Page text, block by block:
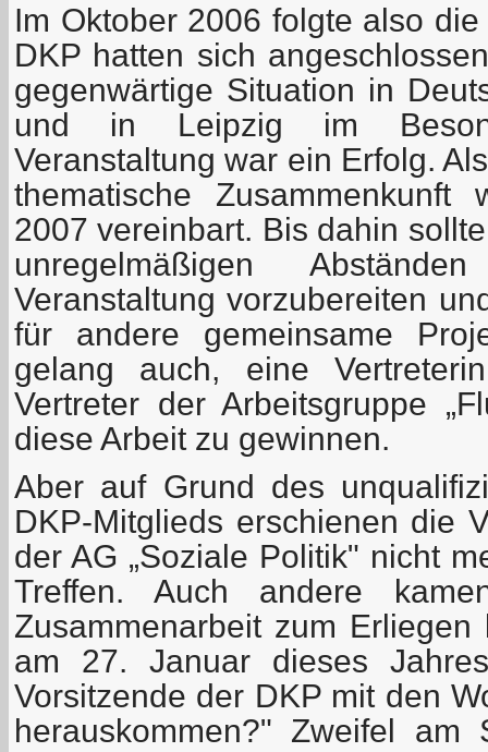
Im Oktober 2006 folgte also
DKP hatten sich
gegenwärtige Situation in
und in Leipzig im
Veranstaltung war ein Erfolg.
thematische
2007 vereinbart. Bis dahin
unregelmäßigen
Veranstaltung vorzubereiten
für andere gemeinsame
gelang auch, eine
Vertreter der Arbeitsgruppe
diese Arbeit zu gewinnen.
Aber auf Grund des
DKP-Mitglieds erschienen die
der AG „Soziale Politik" nicht
Treffen. Auch andere
Zusammenarbeit zum
am 27. Januar dieses
Vorsitzende der DKP mit den
herauskommen?" Zweifel am